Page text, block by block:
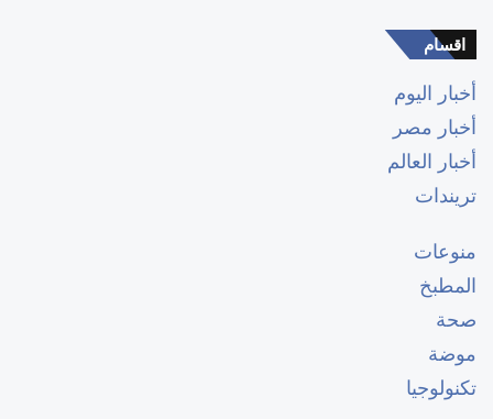
اقسام
أخبار اليوم
أخبار مصر
أخبار العالم
تريندات
منوعات
المطبخ
صحة
موضة
تكنولوجيا